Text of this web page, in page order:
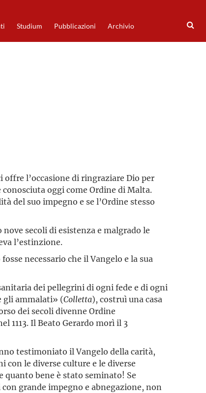
Studium Pubblicazioni Archivio
offre l’occasione di ringraziare Dio per
oggi come Ordine di Malta.
del suo impegno e se l’Ordine stesso
secoli di esistenza e malgrado le
l’estinzione.
necessario che il Vangelo e la sua
dei pellegrini di ogni fede e di ogni
gli ammalati» (Colletta), costruì una casa
dei secoli divenne Ordine
1113. Il Beato Gerardo morì il 3
testimoniato il Vangelo della carità,
le diverse culture e le diverse
bene è stato seminato! Se
grande impegno e abnegazione, non